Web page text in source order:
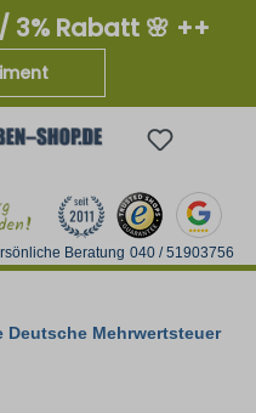
3% Rabatt 🌸 ++
Beratung 040 / 51903756
Deutsche Mehrwertsteuer